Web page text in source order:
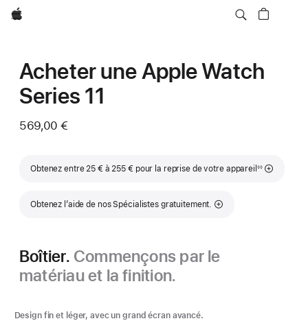
Apple
Acheter une Apple Watch
Series 11
569,00 €
Obtenez entre 25 € à 255 € pour la reprise de votre appareil
Note de bas de page
◊◊
Obtenez l’aide de nos Spécialistes gratuitement.
Boîtier. Commençons par le
matériau et la finition.
Design fin et léger, avec un grand écran avancé.